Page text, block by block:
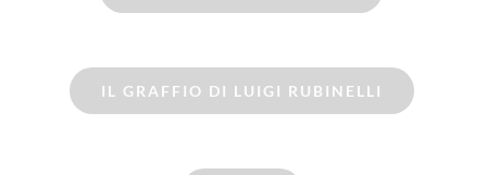
IL GRAFFIO DI LUIGI RUBINELLI